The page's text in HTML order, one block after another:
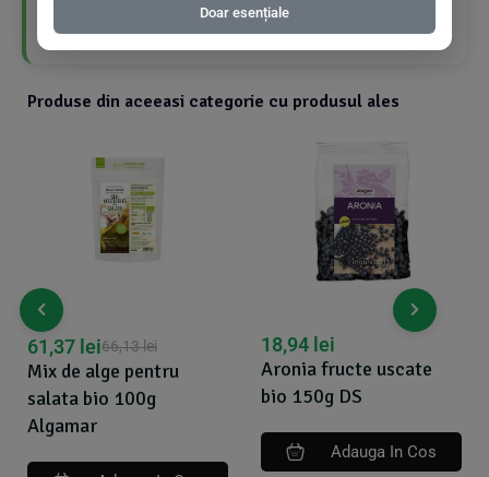
Produs organic
Produse din aceeasi categorie cu produsul ales
Aronia fructe uscate
bio 150g DS
18,94 lei
Mix de alge pentru
salata bio 50g Algamar
37,00 lei
Adauga In Cos
Doar esențiale